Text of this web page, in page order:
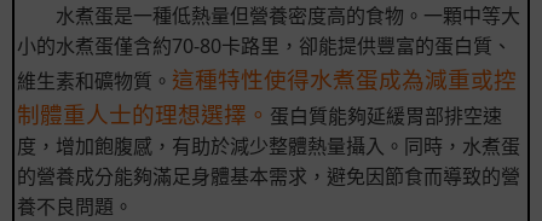
水煮蛋是一種低熱量但營養密度高的食物。一顆中等大
小的水煮蛋僅含約70-80卡路里，卻能提供豐富的蛋白質、
維生素和礦物質。 這種特性使得水煮蛋成為減重或控
制體重人士的理想選擇。 蛋白質能夠延緩胃部排空速
度，增加飽腹感，有助於減少整體熱量攝入。同時，水煮蛋
的營養成分能夠滿足身體基本需求，避免因節食而導致的營
養不良問題。